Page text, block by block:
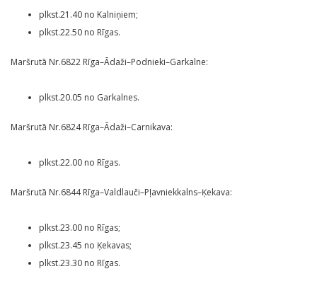
plkst.21.40 no Kalniņiem;
plkst.22.50 no Rīgas.
Maršrutā Nr.6822 Rīga–Ādaži–Podnieki–Garkalne:
plkst.20.05 no Garkalnes.
Maršrutā Nr.6824 Rīga–Ādaži–Carnikava:
plkst.22.00 no Rīgas.
Maršrutā Nr.6844 Rīga–Valdlauči–Pļavniekkalns–Ķekava:
plkst.23.00 no Rīgas;
plkst.23.45 no Ķekavas;
plkst.23.30 no Rīgas.